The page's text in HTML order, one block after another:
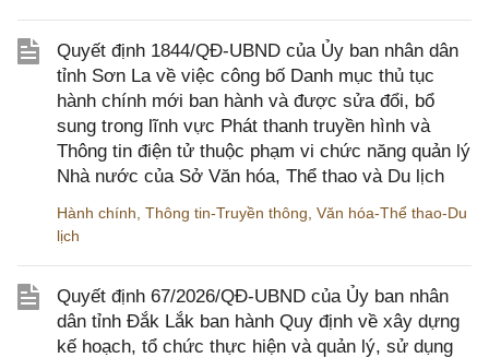
Quyết định 1844/QĐ-UBND của Ủy ban nhân dân
tỉnh Sơn La về việc công bố Danh mục thủ tục
hành chính mới ban hành và được sửa đổi, bổ
sung trong lĩnh vực Phát thanh truyền hình và
Thông tin điện tử thuộc phạm vi chức năng quản lý
Nhà nước của Sở Văn hóa, Thể thao và Du lịch
Hành chính Thông tin-Truyền thông Văn hóa-Thể thao-Du
lịch
Quyết định 67/2026/QĐ-UBND của Ủy ban nhân
dân tỉnh Đắk Lắk ban hành Quy định về xây dựng
kế hoạch, tổ chức thực hiện và quản lý, sử dụng